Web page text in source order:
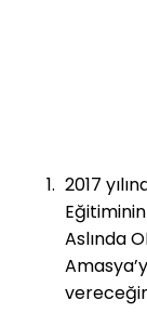
2017
Aslında